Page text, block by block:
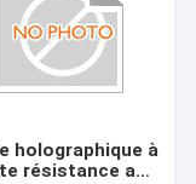
holographique à
résistance aux